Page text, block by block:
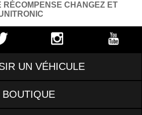
RÉCOMPENSE CHANGEZ ET
UN VÉHICULE
BOUTIQUE